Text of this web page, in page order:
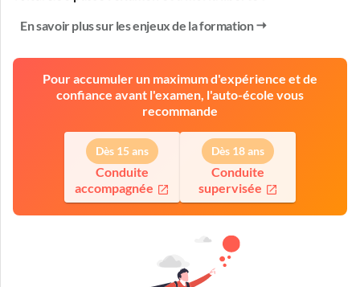
En savoir plus sur les enjeux de la formation
Pour accumuler un maximum d'expérience et de
confiance avant l'examen, l'auto-école vous
recommande
Dès 15 ans
Conduite
accompagnée
Dès 18 ans
Conduite
supervisée